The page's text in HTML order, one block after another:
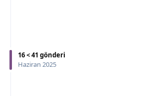
16<41 gönderi
Haziran 2025